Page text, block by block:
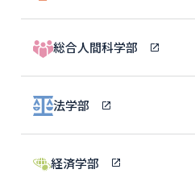
総合人間科学部
法学部
経済学部